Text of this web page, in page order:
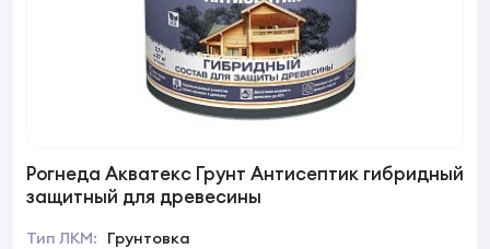
Рогнеда Акватекс Грунт Антисептик гибридный
защитный для древесины
Тип ЛКМ:
Грунтовка